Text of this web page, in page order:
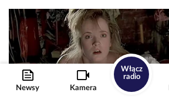
Newsy Kamera
Włącz
radio